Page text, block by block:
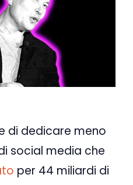
di dedicare meno
social media che
per 44 miliardi di